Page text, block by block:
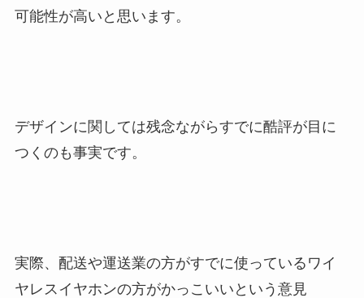
可能性が高いと思います。
デザインに関しては残念ながらすでに酷評が目に
つくのも事実です。
実際、配送や運送業の方がすでに使っているワイ
ヤレスイヤホンの方がかっこいいという意見